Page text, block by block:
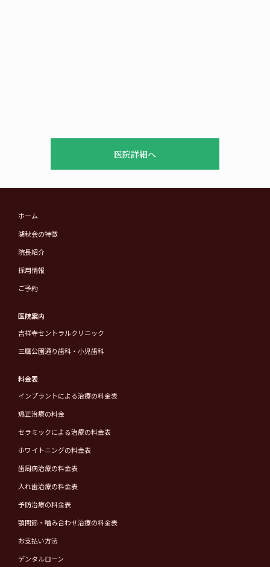
医院詳細へ
ホーム
湖秋会の特徴
院長紹介
採用情報
ご予約
医院案内
吉祥寺セントラルクリニック
三鷹公園通り歯科・小児歯科
料金表
インプラントによる治療の料金表
矯正治療の料金
セラミックによる治療の料金表
ホワイトニングの料金表
歯周病治療の料金表
入れ歯治療の料金表
予防治療の料金表
顎関節・噛み合わせ治療の料金表
お支払い方法
デンタルローン